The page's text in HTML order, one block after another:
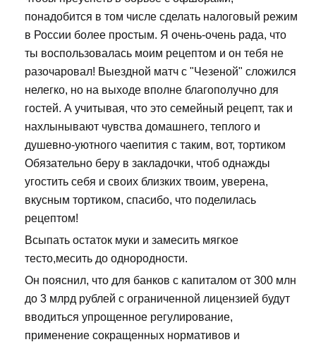
понадобится в том числе сделать налоговый режим
в России более простым. Я очень-очень рада, что
ты воспользовалась моим рецептом и он тебя не
разочаровал! Выездной матч с "Чезеной" сложился
нелегко, но на выходе вполне благополучно для
гостей. А учитывая, что это семейный рецепт, так и
нахлынывают чувства домашнего, теплого и
душевно-уютного чаепития с таким, вот, тортиком
Обязательно беру в закладочки, чтоб однажды
угостить себя и своих близких твоим, уверена,
вкусным тортиком, спасибо, что поделилась
рецептом!
Всыпать остаток муки и замесить мягкое
тесто,месить до однородности.
Он пояснил, что для банков с капиталом от 300 млн
до 3 млрд рублей с ограниченной лицензией будут
вводиться упрощенное регулирование,
применение сокращенных нормативов и